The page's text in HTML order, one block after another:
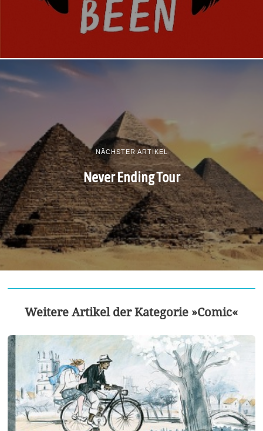
NÄCHSTER ARTIKEL
Never Ending Tour
Weitere Artikel der Kategorie »Comic«